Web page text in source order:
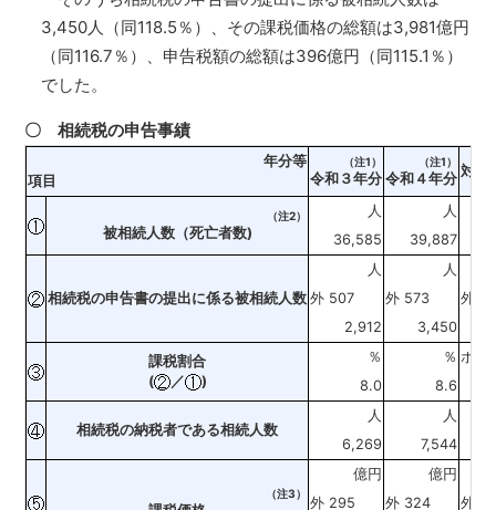
3,450人（同118.5％）、その課税価格の総額は3,981億円
（同116.7％）、申告税額の総額は396億円（同115.1％）
でした。
〇 相続税の申告事績
年分等
項目
（注1）
令和３年分
（注1）
令和４年分 対前
（注2）
被相続人数（死亡者数)
人
人
36,585
39,887
相続税の申告書の提出に係る被相続人数
人
人
外 507
外 573
外
2,912
3,450
課税割合
(
／ )
％ ％ ポイ
8.0
8.6
相続税の納税者である相続人数
人
人
6,269
7,544
（注3）
億円
億円
外 295
外 324
外